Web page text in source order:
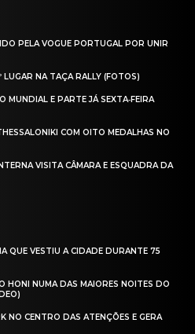
PELA VOGUE PORTUGAL POR UNIR
NA TAÇA RALLY (FOTOS)
MUNDIAL E PARTE JÁ SEXTA‑FEIRA
COM OITO MEDALHAS NO
VISITA CÂMARA E ESQUADRA DA
QUE VESTIU A CIDADE DURANTE 75
HONI NUMA DAS MAIORES NOITES DO
NO CENTRO DAS ATENÇÕES E GERA